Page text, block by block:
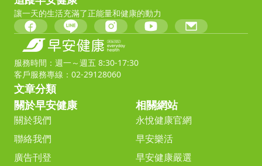
讓一天的生活充滿了正能量和健康的動力
服務時間：週一～週五 8:30-17:30
客戶服務專線：02-29128060
文章分類
關於早安健康
關於我們
聯絡我們
廣告刊登
相關網站
永悅健康官網
早安樂活
早安健康嚴選